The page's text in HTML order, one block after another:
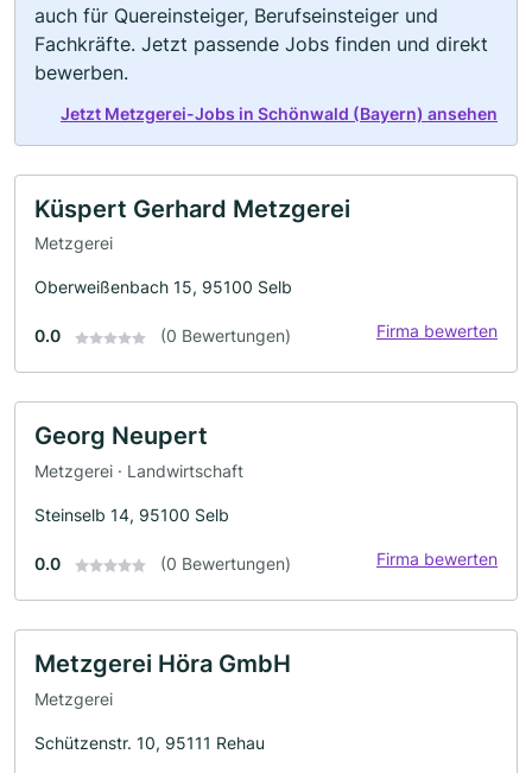
auch für Quereinsteiger, Berufseinsteiger und
Fachkräfte. Jetzt passende Jobs finden und direkt
bewerben.
Jetzt Metzgerei-Jobs in Schönwald (Bayern) ansehen
Küspert Gerhard Metzgerei
Metzgerei
Oberweißenbach 15, 95100 Selb
0.0 (0 Bewertungen) Firma bewerten
Georg Neupert
Metzgerei · Landwirtschaft
Steinselb 14, 95100 Selb
0.0 (0 Bewertungen) Firma bewerten
Metzgerei Höra GmbH
Metzgerei
Schützenstr. 10, 95111 Rehau